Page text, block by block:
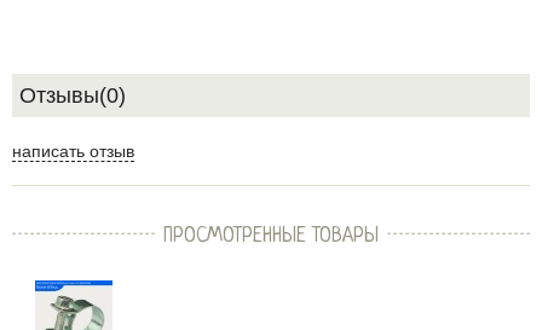
Отзывы(0)
написать отзыв
ПРОСМОТРЕННЫЕ ТОВАРЫ